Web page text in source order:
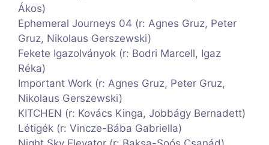
Ákos)
Ephemeral Journeys 04 (r: Agnes Gruz, Peter
Gruz, Nikolaus Gerszewski)
Fekete Igazolványok (r: Bodri Marcell, Igaz
Réka)
Important Work (r: Agnes Gruz, Peter Gruz,
Nikolaus Gerszewski)
KITCHEN (r: Kovács Kinga, Jobbágy Bernadett)
Létigék (r: Vincze-Bába Gabriella)